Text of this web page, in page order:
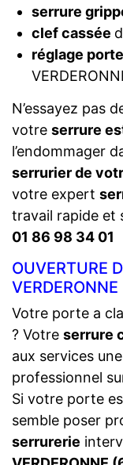
serrure
clef cassée
réglage porte
N’essayez pas
votre serrure
l’endommager
serrurier de
votre expert
travail rapide et
01 86 98 34 01
OUVERTURE
Votre porte a
? Votre serrure
aux services une
professionnel
Si votre porte
semble poser
serrurerie